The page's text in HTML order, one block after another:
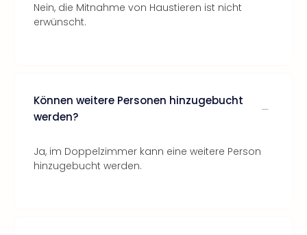
Nein, die Mitnahme von Haustieren ist nicht
erwünscht.
Können weitere Personen hinzugebucht
werden?
Ja, im Doppelzimmer kann eine weitere Person
hinzugebucht werden.